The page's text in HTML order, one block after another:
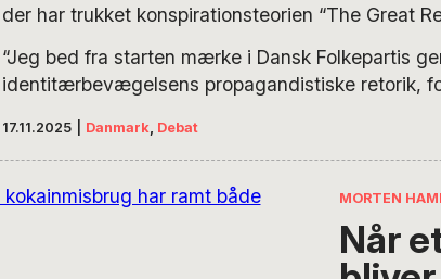
der har trukket konspirationsteorien “The Great
tvivlsomme svar, remigration, ind i den danske
skriver Khaterah Parwani.
“Jeg bed fra starten mærke i Dansk Folkepartis
identitærbevægelsens propagandistiske retorik,
af Europa, og hvordan Dansk Folkeparti har
på denne europæiske storscene”.
17.11.2025 Danmark Debat
MORTEN
Når